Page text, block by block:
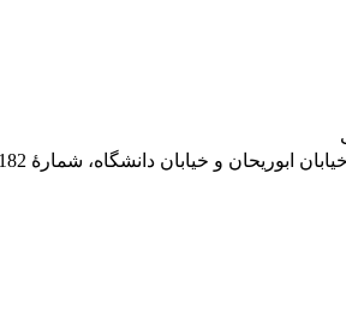
فروردین)، طبقۀ دوم، واحد 8 ، روابط عمومی مؤسسه پژوهی میراث مکتوب؛ صندوق پستی: 569-13185